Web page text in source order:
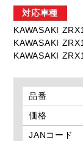
対応車種
KAWASAKI
KAWASAKI
KAWASAKI
品番
価格
JANコード